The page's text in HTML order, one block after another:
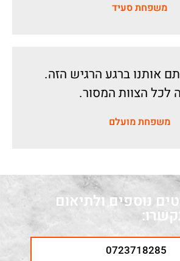
משפחת סעיד
אותנו ברגע הרגיש הזה.
לכל הצוות המסור.
משפחת מועלם
נוספים ולתיאום
0723718285